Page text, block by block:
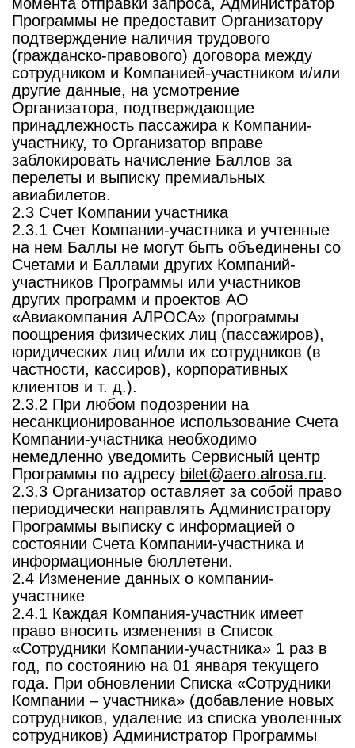
Программы не предоставит Организатору
подтверждение наличия трудового
(гражданско-правового) договора между
сотрудником и Компанией-участником и/или
другие данные, на усмотрение
Организатора, подтверждающие
принадлежность пассажира к Компании-
участнику, то Организатор вправе
заблокировать начисление Баллов за
перелеты и выписку премиальных
авиабилетов.
2.3 Счет Компании участника
2.3.1 Счет Компании-участника и учтенные
на нем Баллы не могут быть объединены со
Счетами и Баллами других Компаний-
участников Программы или участников
других программ и проектов АО
«Авиакомпания АЛРОСА» (программы
поощрения физических лиц (пассажиров),
юридических лиц и/или их сотрудников (в
частности, кассиров), корпоративных
клиентов и т. д.).
2.3.2 При любом подозрении на
несанкционированное использование Счета
Компании-участника необходимо
немедленно уведомить Сервисный центр
Программы по адресу bilet@aero.alrosa.ru.
2.3.3 Организатор оставляет за собой право
периодически направлять Администратору
Программы выписку с информацией о
состоянии Счета Компании-участника и
информационные бюллетени.
2.4 Изменение данных о компании-
участнике
2.4.1 Каждая Компания-участник имеет
право вносить изменения в Список
«Сотрудники Компании-участника» 1 раз в
год, по состоянию на 01 января текущего
года. При обновлении Списка «Сотрудники
Компании – участника» (добавление новых
сотрудников, удаление из списка уволенных
сотрудников) Администратор Программы